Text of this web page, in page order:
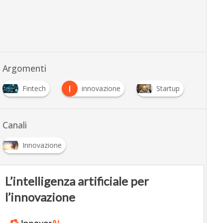
Argomenti
Fintech I innovazione Startup
Canali
Innovazione
L’intelligenza artificiale per
l’innovazione